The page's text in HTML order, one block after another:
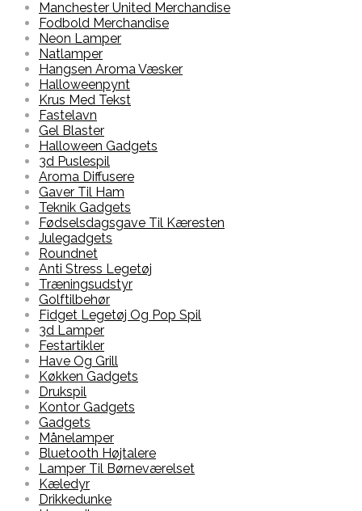
Manchester United Merchandise
Fodbold Merchandise
Neon Lamper
Natlamper
Hangsen Aroma Væsker
Halloweenpynt
Krus Med Tekst
Fastelavn
Gel Blaster
Halloween Gadgets
3d Puslespil
Aroma Diffusere
Gaver Til Ham
Teknik Gadgets
Fødselsdagsgave Til Kæresten
Julegadgets
Roundnet
Anti Stress Legetøj
Træningsudstyr
Golftilbehør
Fidget Legetøj Og Pop Spil
3d Lamper
Festartikler
Have Og Grill
Køkken Gadgets
Drukspil
Kontor Gadgets
Gadgets
Månelamper
Bluetooth Højtalere
Lamper Til Børneværelset
Kæledyr
Drikkedunke